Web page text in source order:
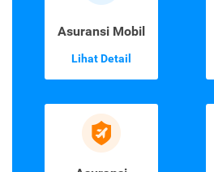
Asuransi Mobil
Lihat Detail